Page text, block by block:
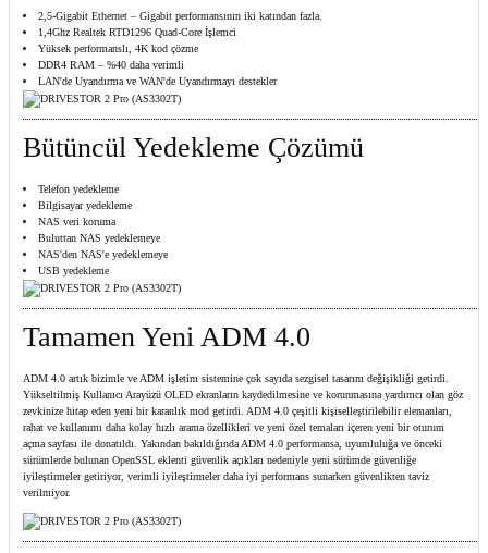
2,5-Gigabit Ethernet – Gigabit performansının iki katından fazla.
1,4Ghz Realtek RTD1296 Quad-Core İşlemci
Yüksek performanslı, 4K kod çözme
DDR4 RAM – %40 daha verimli
LAN'de Uyandırma ve WAN'de Uyandırmayı destekler
Bütüncül Yedekleme Çözümü
Telefon yedekleme
Bilgisayar yedekleme
NAS veri koruma
Buluttan NAS yedeklemeye
NAS'den NAS'e yedeklemeye
USB yedekleme
Tamamen Yeni ADM 4.0
ADM 4.0 artık bizimle ve ADM işletim sistemine çok sayıda sezgisel tasarım değişikliği getirdi.
Yükseltilmiş Kullanıcı Arayüzü OLED ekranların kaydedilmesine ve korunmasına yardımcı olan göz
zevkinize hitap eden yeni bir karanlık mod getirdi. ADM 4.0 çeşitli kişiselleştirilebilir elemanları,
rahat ve kullanımı daha kolay hızlı arama özellikleri ve yeni özel temaları içeren yeni bir oturum
açma sayfası ile donatıldı. Yakından bakıldığında ADM 4.0 performansa, uyumluluğa ve önceki
sürümlerde bulunan OpenSSL eklenti güvenlik açıkları nedeniyle yeni sürümde güvenliğe
iyileştirmeler getiriyor, verimli iyileştirmeler daha iyi performans sunarken güvenlikten taviz
verilmiyor.